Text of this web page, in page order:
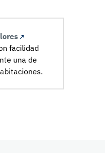
facilidad
una de